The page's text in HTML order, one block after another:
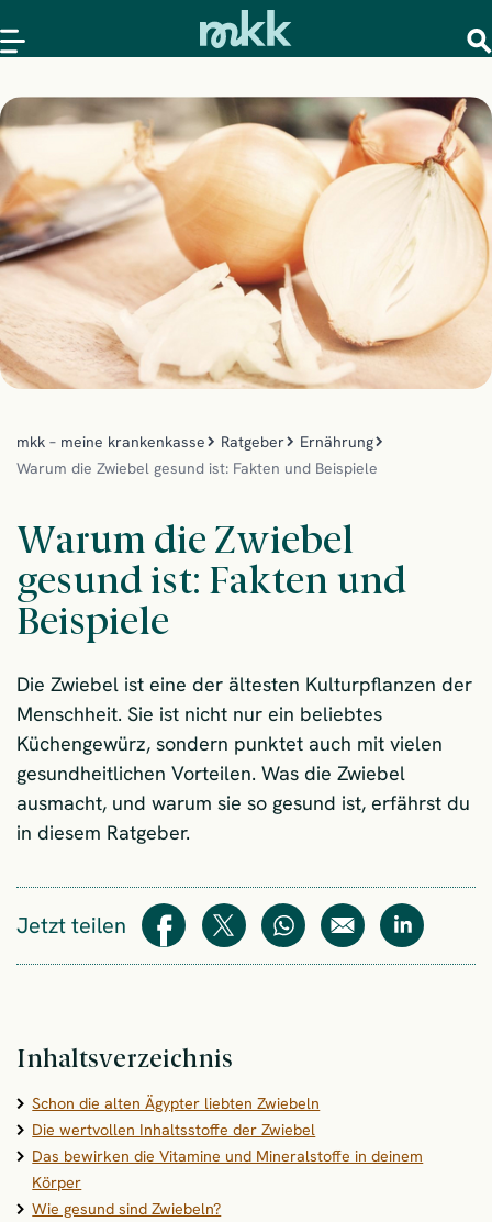
mkk – meine krankenkasse Ratgeber
Ernährung
Warum die Zwiebel gesund ist: Fakten und Beispiele
Warum die Zwiebel
gesund ist: Fakten und
Beispiele
Die Zwiebel ist eine der ältesten Kulturpflanzen der
Menschheit. Sie ist nicht nur ein beliebtes
Küchengewürz, sondern punktet auch mit vielen
gesundheitlichen Vorteilen. Was die Zwiebel
ausmacht, und warum sie so gesund ist, erfährst du
in diesem Ratgeber.
Jetzt teilen Teilen Teilen WhatsAppE-Mail Teilen
Inhaltsverzeichnis
Schon die alten Ägypter liebten Zwiebeln
Die wertvollen Inhaltsstoffe der Zwiebel
Das bewirken die Vitamine und Mineralstoffe in deinem
Körper
Wie gesund sind Zwiebeln?